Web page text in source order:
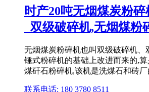
时产20吨无烟煤炭粉碎
_双级破碎机,无烟煤粉
无烟煤炭粉碎机也叫双级破碎机、
锤式粉碎机的基础上改进而来的,
煤矸石粉碎机,该机是洗煤石和砖厂
联系电话: 180 3780 8511